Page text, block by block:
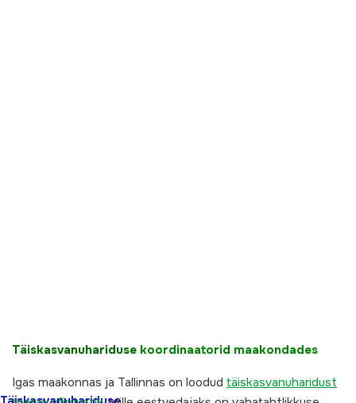
Täiskasvanuhariduse koordinaatorid maakondades
Igas maakonnas ja Tallinnas on loodud täiskasvanuharidust